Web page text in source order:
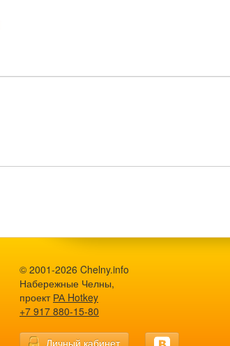
© 2001-2026 Chelny.info
Набережные Челны,
проект РА Hotkey
+7 917 880-15-80
Личный кабинет